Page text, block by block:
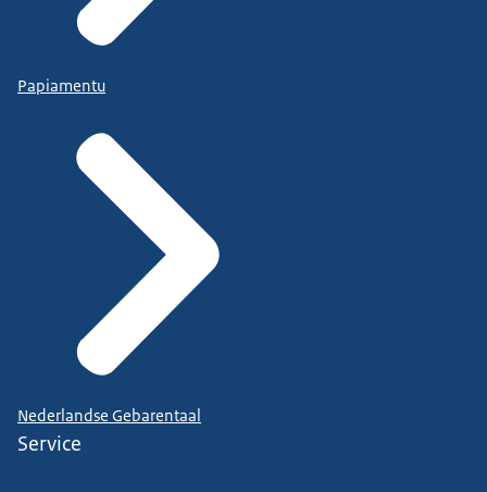
Papiamentu
Nederlandse Gebarentaal
Service